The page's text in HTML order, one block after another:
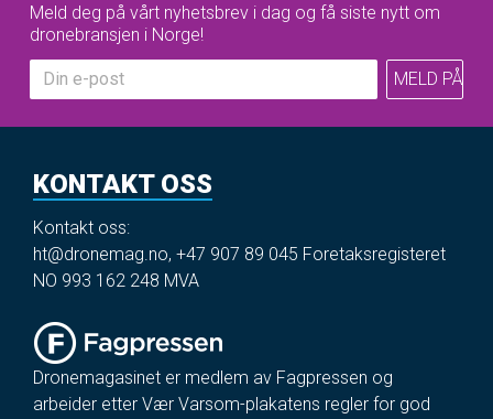
Meld deg på vårt nyhetsbrev i dag og få siste nytt om
dronebransjen i Norge!
KONTAKT OSS
Kontakt oss:
ht@dronemag.no, +47 907 89 045 Foretaksregisteret
NO 993 162 248 MVA
Dronemagasinet er medlem av Fagpressen og
arbeider etter Vær Varsom-plakatens regler for god